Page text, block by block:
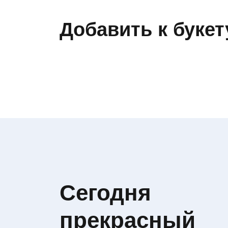
Добавить к
Сегодня
прекрасный